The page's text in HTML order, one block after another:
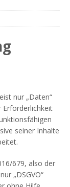
nur „Daten“
Erforderlichkeit
seiner Inhalte
679, also der
„DSGVO“